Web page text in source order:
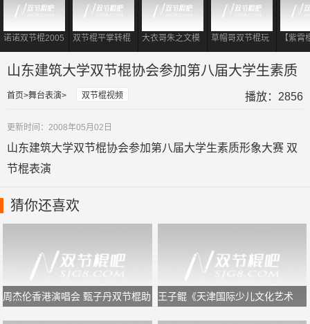
诺诺双节棍2005
经典双棍视频
双节棍平掌转棍
到底有多重要?
对于初学者够用
了!
大衣哥朱之文模
仿李小龙 现场耍
起双节棍表演
草帽哥双节棍玩
出大侠风范
【紫霄
霄II：
山东建筑大学双节棍协会参加第八届大学生素质
形象大赛
首页 舞台表演 双节棍视频 播放：2856
更新时间：2008年05月02日
山东建筑大学双节棍协会参加第八届大学生素质形象大赛 双
节棍表演
猜你还喜欢
周杰伦香港演唱会 甄子丹双节棍助
王子鲲《天津国际少儿文化艺术